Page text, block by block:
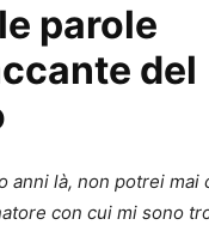
parole
del
anni là, non potrei mai
con cui mi sono